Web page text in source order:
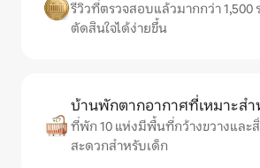
รีวิวที่ตรวจสอบแล้วมากกว่า 1,500
ตัดสินใจได้ง่ายขึ้น
บ้านพักตากอากาศที่เหมาะสำ
ที่พัก 10 แห่งมีพื้นที่กว้างขวางและ
สะดวกสำหรับเด็ก